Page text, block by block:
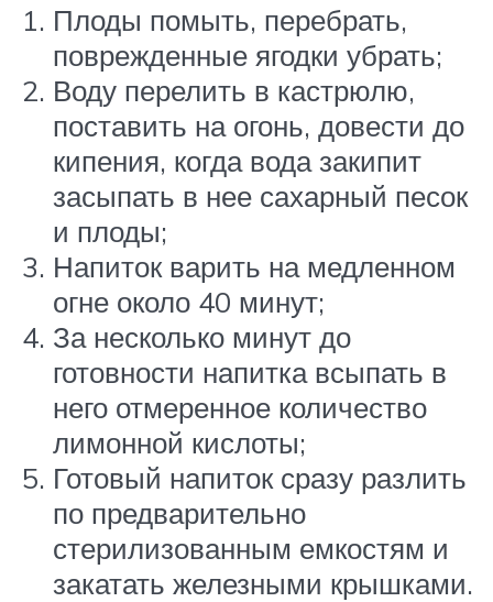
Плоды помыть, перебрать,
поврежденные ягодки убрать;
Воду перелить в кастрюлю,
поставить на огонь, довести до
кипения, когда вода закипит
засыпать в нее сахарный песок
и плоды;
Напиток варить на медленном
огне около 40 минут;
За несколько минут до
готовности напитка всыпать в
него отмеренное количество
лимонной кислоты;
Готовый напиток сразу разлить
по предварительно
стерилизованным емкостям и
закатать железными крышками.